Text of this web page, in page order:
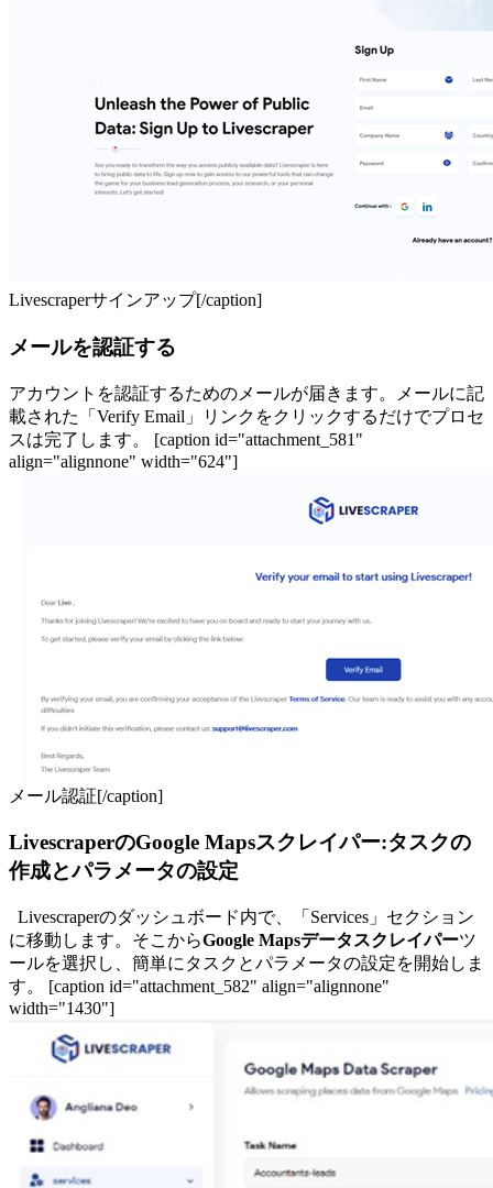
Livescraperサインアップ[/caption]
メールを認証する
アカウントを認証するためのメールが届きます。メールに記
載された「Verify Email」リンクをクリックするだけでプロセ
スは完了します。 [caption id="attachment_581"
align="alignnone" width="624"]
メール認証[/caption]
LivescraperのGoogle Mapsスクレイパー:タスクの
作成とパラメータの設定
Livescraperのダッシュボード内で、「Services」セクション
に移動します。そこからGoogle Mapsデータスクレイパーツ
ールを選択し、簡単にタスクとパラメータの設定を開始しま
す。 [caption id="attachment_582" align="alignnone"
width="1430"]